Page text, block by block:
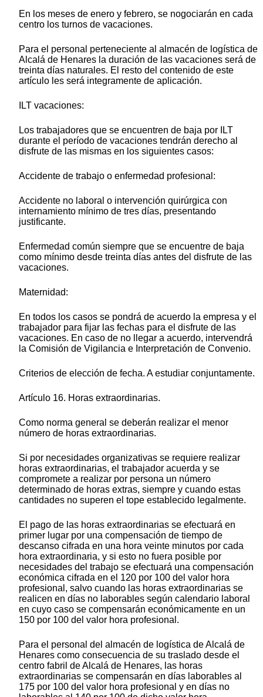
En los meses de enero y febrero, se nogociarán en cada
centro los turnos de vacaciones.
Para el personal perteneciente al almacén de logística de
Alcalá de Henares la duración de las vacaciones será de
treinta días naturales. El resto del contenido de este
artículo les será integramente de aplicación.
ILT vacaciones:
Los trabajadores que se encuentren de baja por ILT
durante el período de vacaciones tendrán derecho al
disfrute de las mismas en los siguientes casos:
Accidente de trabajo o enfermedad profesional:
Accidente no laboral o intervención quirúrgica con
internamiento mínimo de tres días, presentando
justificante.
Enfermedad común siempre que se encuentre de baja
como mínimo desde treinta días antes del disfrute de las
vacaciones.
Maternidad:
En todos los casos se pondrá de acuerdo la empresa y el
trabajador para fijar las fechas para el disfrute de las
vacaciones. En caso de no llegar a acuerdo, intervendrá
la Comisión de Vigilancia e Interpretación de Convenio.
Criterios de elección de fecha. A estudiar conjuntamente.
Artículo 16. Horas extraordinarias.
Como norma general se deberán realizar el menor
número de horas extraordinarias.
Si por necesidades organizativas se requiere realizar
horas extraordinarias, el trabajador acuerda y se
compromete a realizar por persona un número
determinado de horas extras, siempre y cuando estas
cantidades no superen el tope establecido legalmente.
El pago de las horas extraordinarias se efectuará en
primer lugar por una compensación de tiempo de
descanso cifrada en una hora veinte minutos por cada
hora extraordinaria, y si esto no fuera posible por
necesidades del trabajo se efectuará una compensación
económica cifrada en el 120 por 100 del valor hora
profesional, salvo cuando las horas extraordinarias se
realicen en días no laborables según calendario laboral
en cuyo caso se compensarán económicamente en un
150 por 100 del valor hora profesional.
Para el personal del almacén de logística de Alcalá de
Henares como consecuencia de su traslado desde el
centro fabril de Alcalá de Henares, las horas
extraordinarias se compensarán en días laborables al
175 por 100 del valor hora profesional y en días no